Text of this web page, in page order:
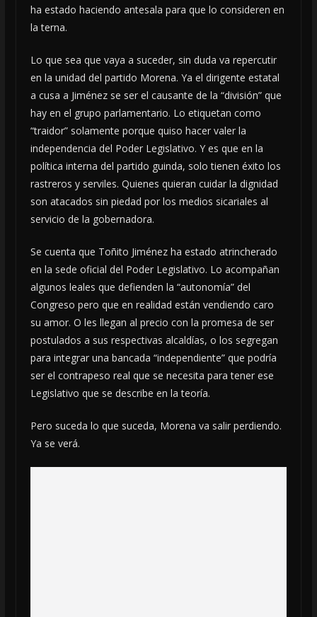
ha estado haciendo antesala para que lo consideren en
la terna.
Lo que sea que vaya a suceder, sin duda va repercutir
en la unidad del partido Morena. Ya el dirigente estatal
a cusa a Jiménez se ser el causante de la “división” que
hay en el grupo parlamentario. Lo etiquetan como
“traidor” solamente porque quiso hacer valer la
independencia del Poder Legislativo. Y es que en la
política interna del partido guinda, solo tienen éxito los
rastreros y serviles. Quienes quieran cuidar la dignidad
son atacados sin piedad por los medios sicariales al
servicio de la gobernadora.
Se cuenta que Toñito Jiménez ha estado atrincherado
en la sede oficial del Poder Legislativo. Lo acompañan
algunos leales que defienden la “autonomía” del
Congreso pero que en realidad están vendiendo caro
su amor. O les llegan al precio con la promesa de ser
postulados a sus respectivas alcaldías, o los segregan
para integrar una bancada “independiente” que podría
ser el contrapeso real que se necesita para tener ese
Legislativo que se describe en la teoría.
Pero suceda lo que suceda, Morena va salir perdiendo.
Ya se verá.